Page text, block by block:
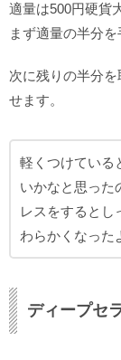
適量は500円硬貨
まず適量の半分
次に残りの半分
せます。
軽くつけている
いかなと思った
レスをするとし
わらかくなった
ディープセ